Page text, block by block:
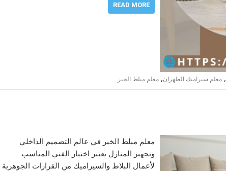
READ MORE
, معلم سيراميك الظهران, معلم مبلط الخبر
معلم مبلط الخبر في عالم التصميم الداخلي
وتجهيز المنازل يعتبر اختيار الفني المناسب
لأعمال البلاط والسيراميك من القرارات الجوهرية